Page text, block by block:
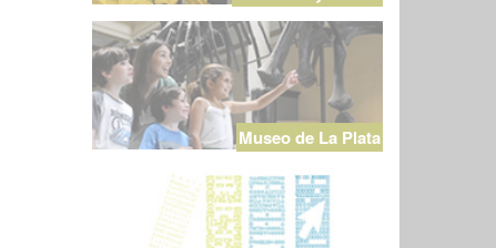
Museo de La Plata